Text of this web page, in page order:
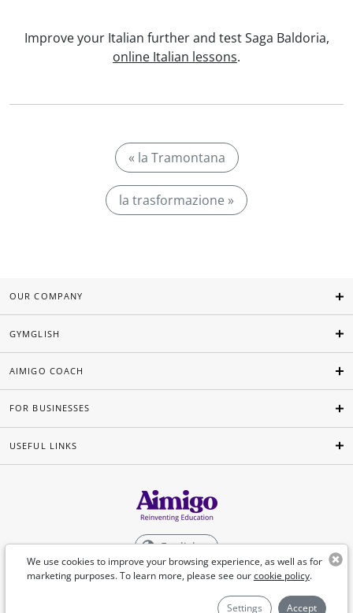
Improve your Italian further and test Saga Baldoria,
online Italian lessons.
« la Tramontana
la trasformazione »
We use cookies to improve your browsing experience, as well as for
marketing purposes. To learn more, please see ourcookie policy.
Settings Accept
OUR COMPANY
GYMGLISH
AIMIGO COACH
FOR BUSINESSES
USEFUL LINKS
English
©Aimigo 2026